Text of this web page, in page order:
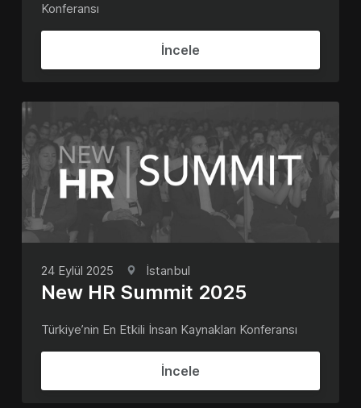
Konferansı
İncele
24 Eylül 2025 İstanbul
New HR Summit 2025
Türkiye’nin En Etkili İnsan Kaynakları Konferansı
İncele